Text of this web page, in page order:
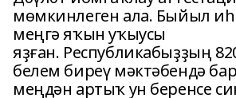
мөмкинлеген ала. Быйыл
меңгә яҡын уҡыусы
яҙған. Республикабыҙҙың
белем биреү мәктәбендә
меңдән артыҡ ун беренсе